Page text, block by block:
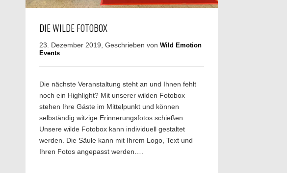
DIE WILDE FOTOBOX
23. Dezember 2019, Geschrieben von Wild Emotion
Events
Die nächste Veranstaltung steht an und Ihnen fehlt
noch ein Highlight? Mit unserer wilden Fotobox
stehen Ihre Gäste im Mittelpunkt und können
selbständig witzige Erinnerungsfotos schießen.
Unsere wilde Fotobox kann individuell gestaltet
werden. Die Säule kann mit Ihrem Logo, Text und
Ihren Fotos angepasst werden….